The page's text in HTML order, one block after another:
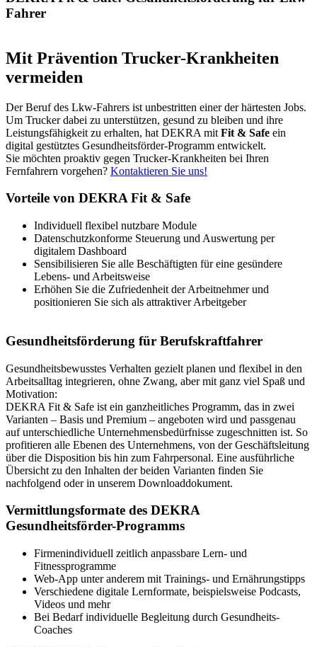
Fahrer
Mit Prävention Trucker-Krankheiten
vermeiden
Der Beruf des Lkw-Fahrers ist unbestritten einer der härtesten Jobs.
Um Trucker dabei zu unterstützen, gesund zu bleiben und ihre
Leistungsfähigkeit zu erhalten, hat DEKRA mit Fit & Safe ein
digital gestütztes Gesundheitsförder-Programm entwickelt.
Sie möchten proaktiv gegen Trucker-Krankheiten bei Ihren
Fernfahrern vorgehen? Kontaktieren Sie uns!
Vorteile von DEKRA Fit & Safe
Individuell flexibel nutzbare Module
Datenschutzkonforme Steuerung und Auswertung per
digitalem Dashboard
Sensibilisieren Sie alle Beschäftigten für eine gesündere
Lebens- und Arbeitsweise
Erhöhen Sie die Zufriedenheit der Arbeitnehmer und
positionieren Sie sich als attraktiver Arbeitgeber
Gesundheitsförderung für Berufskraftfahrer
Gesundheitsbewusstes Verhalten gezielt planen und flexibel in den
Arbeitsalltag integrieren, ohne Zwang, aber mit ganz viel Spaß und
Motivation:
DEKRA Fit & Safe ist ein ganzheitliches Programm, das in zwei
Varianten – Basis und Premium – angeboten wird und passgenau
auf unterschiedliche Unternehmensbedürfnisse zugeschnitten ist. So
profitieren alle Ebenen des Unternehmens, von der Geschäftsleitung
über die Disposition bis hin zum Fahrpersonal. Eine ausführliche
Übersicht zu den Inhalten der beiden Varianten finden Sie
nachfolgend oder in unserem Downloaddokument.
Vermittlungsformate des DEKRA
Gesundheitsförder-Programms
Firmenindividuell zeitlich anpassbare Lern- und
Fitnessprogramme
Web-App unter anderem mit Trainings- und Ernährungstipps
Verschiedene digitale Lernformate, beispielsweise Podcasts,
Videos und mehr
Bei Bedarf individuelle Begleitung durch Gesundheits-
Coaches